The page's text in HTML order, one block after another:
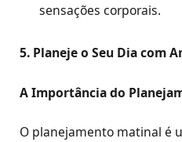
sensações corporais.
5. Planeje o Seu Dia com
A Importância do
O planejamento matinal é